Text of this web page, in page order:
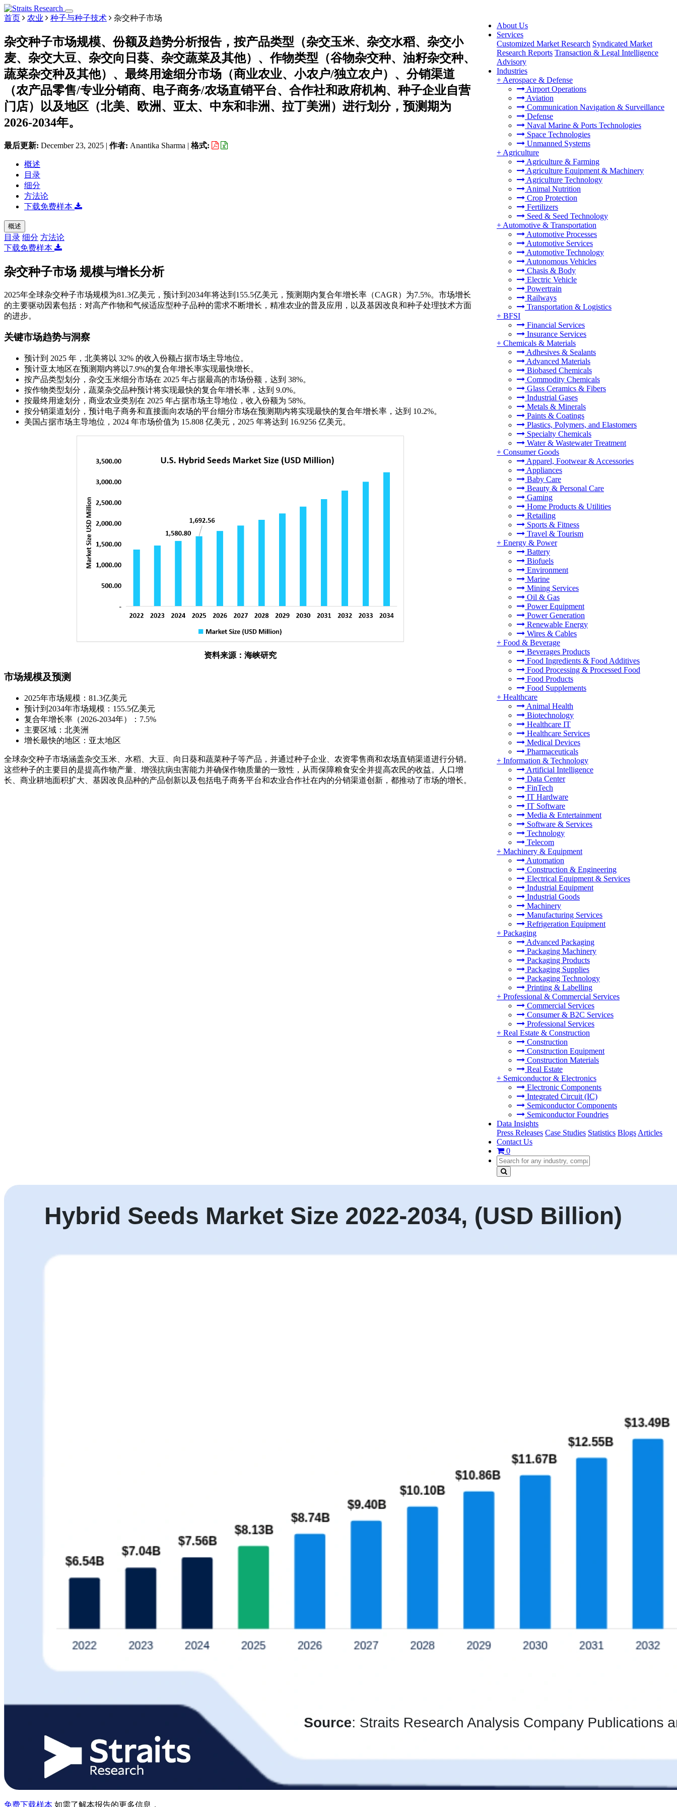
About Us
Services
Customized Market Research Syndicated Market
Research Reports Transaction & Legal Intelligence
Advisory
Industries
+ Aerospace & Defense
Airport Operations
Aviation
Communication Navigation & Surveillance
Defense
Naval Marine & Ports Technologies
Space Technologies
Unmanned Systems
+ Agriculture
Agriculture & Farming
Agriculture Equipment & Machinery
Agriculture Technology
Animal Nutrition
Crop Protection
Fertilizers
Seed & Seed Technology
+ Automotive & Transportation
Automotive Processes
Automotive Services
Automotive Technology
Autonomous Vehicles
Chasis & Body
Electric Vehicle
Powertrain
Railways
Transportation & Logistics
+ BFSI
Financial Services
Insurance Services
+ Chemicals & Materials
Adhesives & Sealants
Advanced Materials
Biobased Chemicals
Commodity Chemicals
Glass Ceramics & Fibers
Industrial Gases
Metals & Minerals
Paints & Coatings
Plastics, Polymers, and Elastomers
Specialty Chemicals
Water & Wastewater Treatment
+ Consumer Goods
Apparel, Footwear & Accessories
Appliances
Baby Care
Beauty & Personal Care
Gaming
Home Products & Utilities
Retailing
Sports & Fitness
Travel & Tourism
+ Energy & Power
Battery
Biofuels
Environment
Marine
Mining Services
Oil & Gas
Power Equipment
Power Generation
Renewable Energy
Wires & Cables
+ Food & Beverage
Beverages Products
Food Ingredients & Food Additives
Food Processing & Processed Food
Food Products
Food Supplements
+ Healthcare
Animal Health
Biotechnology
Healthcare IT
Healthcare Services
Medical Devices
Pharmaceuticals
+ Information & Technology
Artificial Intelligence
Data Center
FinTech
IT Hardware
IT Software
Media & Entertainment
Software & Services
Technology
Telecom
+ Machinery & Equipment
Automation
Construction & Engineering
Electrical Equipment & Services
Industrial Equipment
Industrial Goods
Machinery
Manufacturing Services
Refrigeration Equipment
+ Packaging
Advanced Packaging
Packaging Machinery
Packaging Products
Packaging Supplies
Packaging Technology
Printing & Labelling
+ Professional & Commercial Services
Commercial Services
Consumer & B2C Services
Professional Services
+ Real Estate & Construction
Construction
Construction Equipment
Construction Materials
Real Estate
+ Semiconductor & Electronics
Electronic Components
Integrated Circuit (IC)
Semiconductor Components
Semiconductor Foundries
Data Insights
Press Releases Case Studies Statistics Blogs Articles
Contact Us
0
首页 农业 种子与种子技术 杂交种子市场
杂交种子市场规模、份额及趋势分析报告，按产品类型（杂交玉米、杂交水稻、杂交小
麦、杂交大豆、杂交向日葵、杂交蔬菜及其他）、作物类型（谷物杂交种、油籽杂交种、
蔬菜杂交种及其他）、最终用途细分市场（商业农业、小农户/独立农户）、分销渠道
（农产品零售/专业分销商、电子商务/农场直销平台、合作社和政府机构、种子企业自营
门店）以及地区（北美、欧洲、亚太、中东和非洲、拉丁美洲）进行划分，预测期为
2026-2034年。
最后更新: December 23, 2025 | 作者: Anantika Sharma | 格式:
概述
目录
细分
方法论
下载免费样本
概述
目录 细分 方法论
下载免费样本
杂交种子市场 规模与增长分析
2025年全球杂交种子市场规模为81.3亿美元，预计到2034年将达到155.5亿美元，预测期内复合年增长率（CAGR）为7.5%。市场增长
的主要驱动因素包括：对高产作物和气候适应型种子品种的需求不断增长，精准农业的普及应用，以及基因改良和种子处理技术方面
的进步。
关键市场趋势与洞察
预计到 2025 年，北美将以 32% 的收入份额占据市场主导地位。
预计亚太地区在预测期内将以7.9%的复合年增长率实现最快增长。
按产品类型划分，杂交玉米细分市场在 2025 年占据最高的市场份额，达到 38%。
按作物类型划分，蔬菜杂交品种预计将实现最快的复合年增长率，达到 9.0%。
按最终用途划分，商业农业类别在 2025 年占据市场主导地位，收入份额为 58%。
按分销渠道划分，预计电子商务和直接面向农场的平台细分市场在预测期内将实现最快的复合年增长率，达到 10.2%。
美国占据市场主导地位，2024 年市场价值为 15.808 亿美元，2025 年将达到 16.9256 亿美元。
资料来源：海峡研究
市场规模及预测
2025年市场规模：81.3亿美元
预计到2034年市场规模：155.5亿美元
复合年增长率（2026-2034年）：7.5%
主要区域：北美洲
增长最快的地区：亚太地区
全球杂交种子市场涵盖杂交玉米、水稻、大豆、向日葵和蔬菜种子等产品，并通过种子企业、农资零售商和农场直销渠道进行分销。
这些种子的主要目的是提高作物产量、增强抗病虫害能力并确保作物质量的一致性，从而保障粮食安全并提高农民的收益。人口增
长、商业耕地面积扩大、基因改良品种的产品创新以及包括电子商务平台和农业合作社在内的分销渠道创新，都推动了市场的增长。
免费下载样本 如需了解本报告的更多信息，